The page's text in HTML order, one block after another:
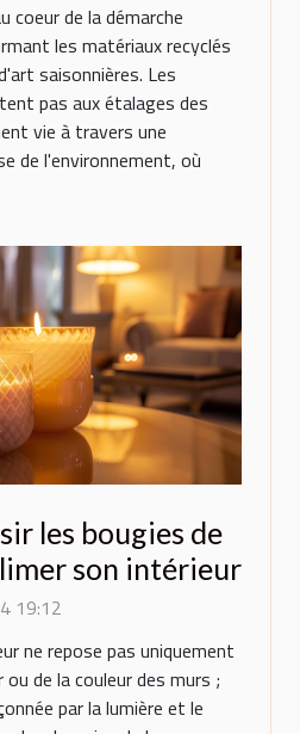
coeur de la démarche
les matériaux recyclés
saisonnières. Les
pas aux étalages des
vie à travers une
de l'environnement, où
les bougies de
son intérieur
19:12
ne repose pas uniquement
de la couleur des murs ;
par la lumière et le